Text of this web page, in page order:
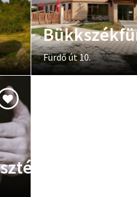
Fürdő út 10.